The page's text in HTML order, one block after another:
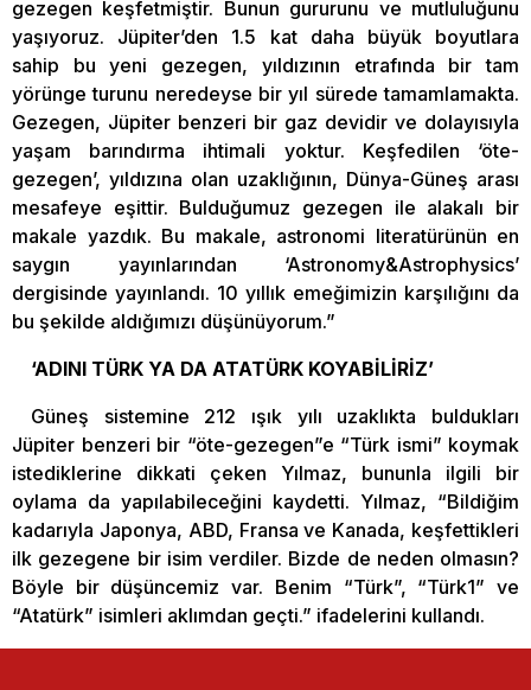
gezegen keşfetmiştir. Bunun gururunu ve mutluluğunu
yaşıyoruz. Jüpiter’den 1.5 kat daha büyük boyutlara
sahip bu yeni gezegen, yıldızının etrafında bir tam
yörünge turunu neredeyse bir yıl sürede tamamlamakta.
Gezegen, Jüpiter benzeri bir gaz devidir ve dolayısıyla
yaşam barındırma ihtimali yoktur. Keşfedilen ‘öte-
gezegen’, yıldızına olan uzaklığının, Dünya-Güneş arası
mesafeye eşittir. Bulduğumuz gezegen ile alakalı bir
makale yazdık. Bu makale, astronomi literatürünün en
saygın yayınlarından ‘Astronomy&Astrophysics’
dergisinde yayınlandı. 10 yıllık emeğimizin karşılığını da
bu şekilde aldığımızı düşünüyorum.”
‘ADINI TÜRK YA DA ATATÜRK KOYABİLİRİZ’
Güneş sistemine 212 ışık yılı uzaklıkta buldukları
Jüpiter benzeri bir “öte-gezegen”e “Türk ismi” koymak
istediklerine dikkati çeken Yılmaz, bununla ilgili bir
oylama da yapılabileceğini kaydetti. Yılmaz, “Bildiğim
kadarıyla Japonya, ABD, Fransa ve Kanada, keşfettikleri
ilk gezegene bir isim verdiler. Bizde de neden olmasın?
Böyle bir düşüncemiz var. Benim “Türk”, “Türk1” ve
“Atatürk” isimleri aklımdan geçti.” ifadelerini kullandı.